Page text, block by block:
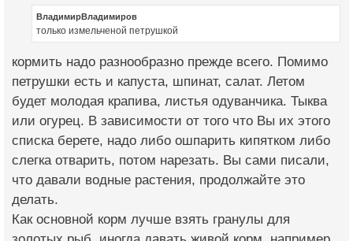
ВладимирВладимиров
только измельченой петрушкой
кормить надо разнообразно прежде всего. Помимо
петрушки есть и капуста, шпинат, салат. Летом
будет молодая крапива, листья одуванчика. Тыква
или огурец. В зависимости от того что Вы их этого
списка берете, надо либо ошпарить кипятком либо
слегка отварить, потом нарезать. Вы сами писали,
что давали водные растения, продолжайте это
делать.
Как основной корм лучше взять гранулы для